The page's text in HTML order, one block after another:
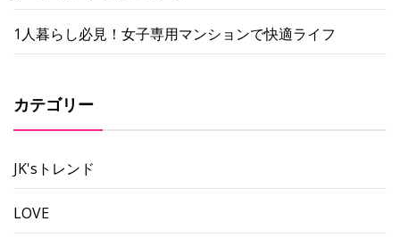
1人暮らし必見！女子専用マンションで快適ライフ
カテゴリー
JK'sトレンド
LOVE